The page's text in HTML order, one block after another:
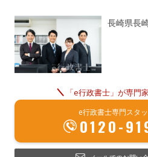
長崎県長
「e行政書士」が専門
e行政書士専門スタ
0120-